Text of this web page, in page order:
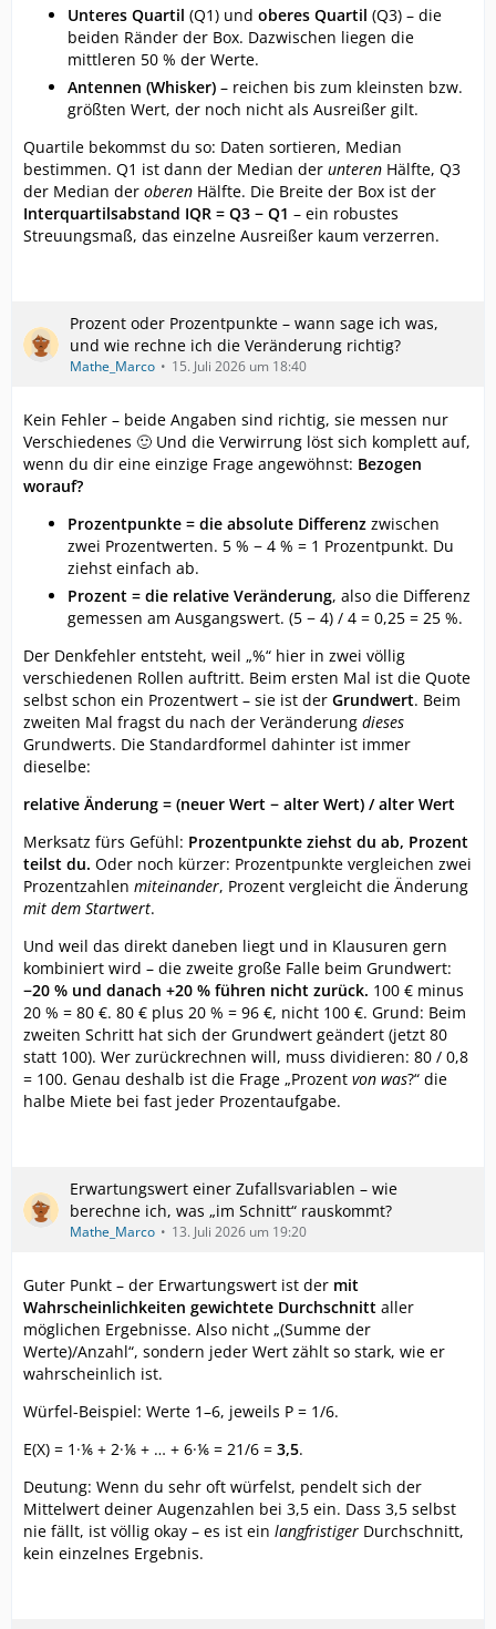
Unteres Quartil (Q1) und oberes Quartil (Q3) – die
beiden Ränder der Box. Dazwischen liegen die
mittleren 50 % der Werte.
Antennen (Whisker) – reichen bis zum kleinsten bzw.
größten Wert, der noch nicht als Ausreißer gilt.
Quartile bekommst du so: Daten sortieren, Median
bestimmen. Q1 ist dann der Median der unteren Hälfte, Q3
der Median der oberen Hälfte. Die Breite der Box ist der
Interquartilsabstand IQR = Q3 − Q1 – ein robustes
Streuungsmaß, das einzelne Ausreißer kaum verzerren.
Prozent oder Prozentpunkte – wann sage ich was,
und wie rechne ich die Veränderung richtig?
Mathe_Marco 15. Juli 2026 um 18:40
Kein Fehler – beide Angaben sind richtig, sie messen nur
Verschiedenes 🙂 Und die Verwirrung löst sich komplett auf,
wenn du dir eine einzige Frage angewöhnst: Bezogen
worauf?
Prozentpunkte = die absolute Differenz zwischen
zwei Prozentwerten. 5 % − 4 % = 1 Prozentpunkt. Du
ziehst einfach ab.
Prozent = die relative Veränderung, also die Differenz
gemessen am Ausgangswert. (5 − 4) / 4 = 0,25 = 25 %.
Der Denkfehler entsteht, weil „%“ hier in zwei völlig
verschiedenen Rollen auftritt. Beim ersten Mal ist die Quote
selbst schon ein Prozentwert – sie ist der Grundwert. Beim
zweiten Mal fragst du nach der Veränderung dieses
Grundwerts. Die Standardformel dahinter ist immer
dieselbe:
relative Änderung = (neuer Wert − alter Wert) / alter Wert
Merksatz fürs Gefühl: Prozentpunkte ziehst du ab, Prozent
teilst du. Oder noch kürzer: Prozentpunkte vergleichen zwei
Prozentzahlen miteinander, Prozent vergleicht die Änderung
mit dem Startwert.
Und weil das direkt daneben liegt und in Klausuren gern
kombiniert wird – die zweite große Falle beim Grundwert:
−20 % und danach +20 % führen nicht zurück. 100 € minus
20 % = 80 €. 80 € plus 20 % = 96 €, nicht 100 €. Grund: Beim
zweiten Schritt hat sich der Grundwert geändert (jetzt 80
statt 100). Wer zurückrechnen will, muss dividieren: 80 / 0,8
= 100. Genau deshalb ist die Frage „Prozent von was?“ die
halbe Miete bei fast jeder Prozentaufgabe.
Erwartungswert einer Zufallsvariablen – wie
berechne ich, was „im Schnitt“ rauskommt?
Mathe_Marco 13. Juli 2026 um 19:20
Guter Punkt – der Erwartungswert ist der mit
Wahrscheinlichkeiten gewichtete Durchschnitt aller
möglichen Ergebnisse. Also nicht „(Summe der
Werte)/Anzahl“, sondern jeder Wert zählt so stark, wie er
wahrscheinlich ist.
Würfel-Beispiel: Werte 1–6, jeweils P = 1/6.
E(X) = 1·⅙ + 2·⅙ + … + 6·⅙ = 21/6 = 3,5.
Deutung: Wenn du sehr oft würfelst, pendelt sich der
Mittelwert deiner Augenzahlen bei 3,5 ein. Dass 3,5 selbst
nie fällt, ist völlig okay – es ist ein langfristiger Durchschnitt,
kein einzelnes Ergebnis.